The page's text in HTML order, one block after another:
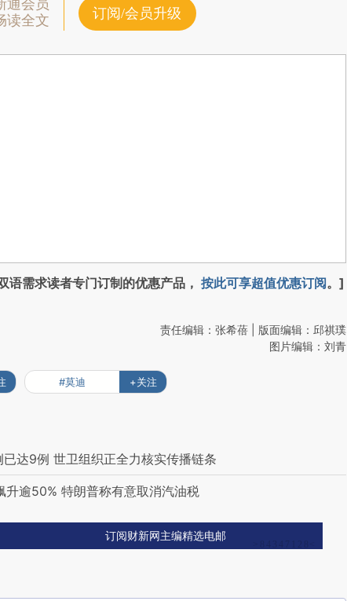
通会员
读全文
订阅/会员升级
语需求读者专门订制的优惠产品， 按此可享超值优惠订阅。]
责任编辑：张希蓓 | 版面编辑：邱祺璞
图片编辑：刘青
#莫迪 +关注
达9例 世卫组织正全力核实传播链条
逾50% 特朗普称有意取消汽油税
订阅财新网主编精选电邮